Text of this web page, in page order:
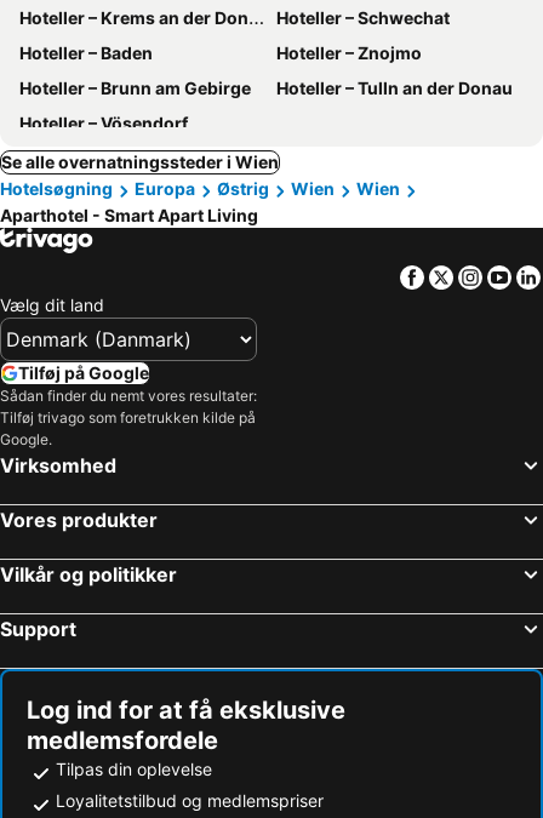
Hoteller – Krems an der Donau
Hoteller – Schwechat
Hoteller – Baden
Hoteller – Znojmo
Hoteller – Brunn am Gebirge
Hoteller – Tulln an der Donau
Hoteller – Vösendorf
Se alle overnatningssteder i Wien
Hotelsøgning
Europa Østrig Wien
Wien
Aparthotel - Smart Apart Living
Facebook
Twitter
Vælg dit land
Tilføj på Google
Sådan finder du nemt vores resultater:
Tilføj trivago som foretrukken kilde på
Google.
Virksomhed
Vores produkter
Vilkår og politikker
Support
Log ind for at få eksklusive
medlemsfordele
Tilpas din oplevelse
Loyalitetstilbud og medlemspriser